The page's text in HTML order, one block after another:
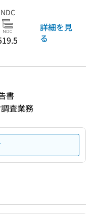
NDC
詳細を見
る
書
査業務